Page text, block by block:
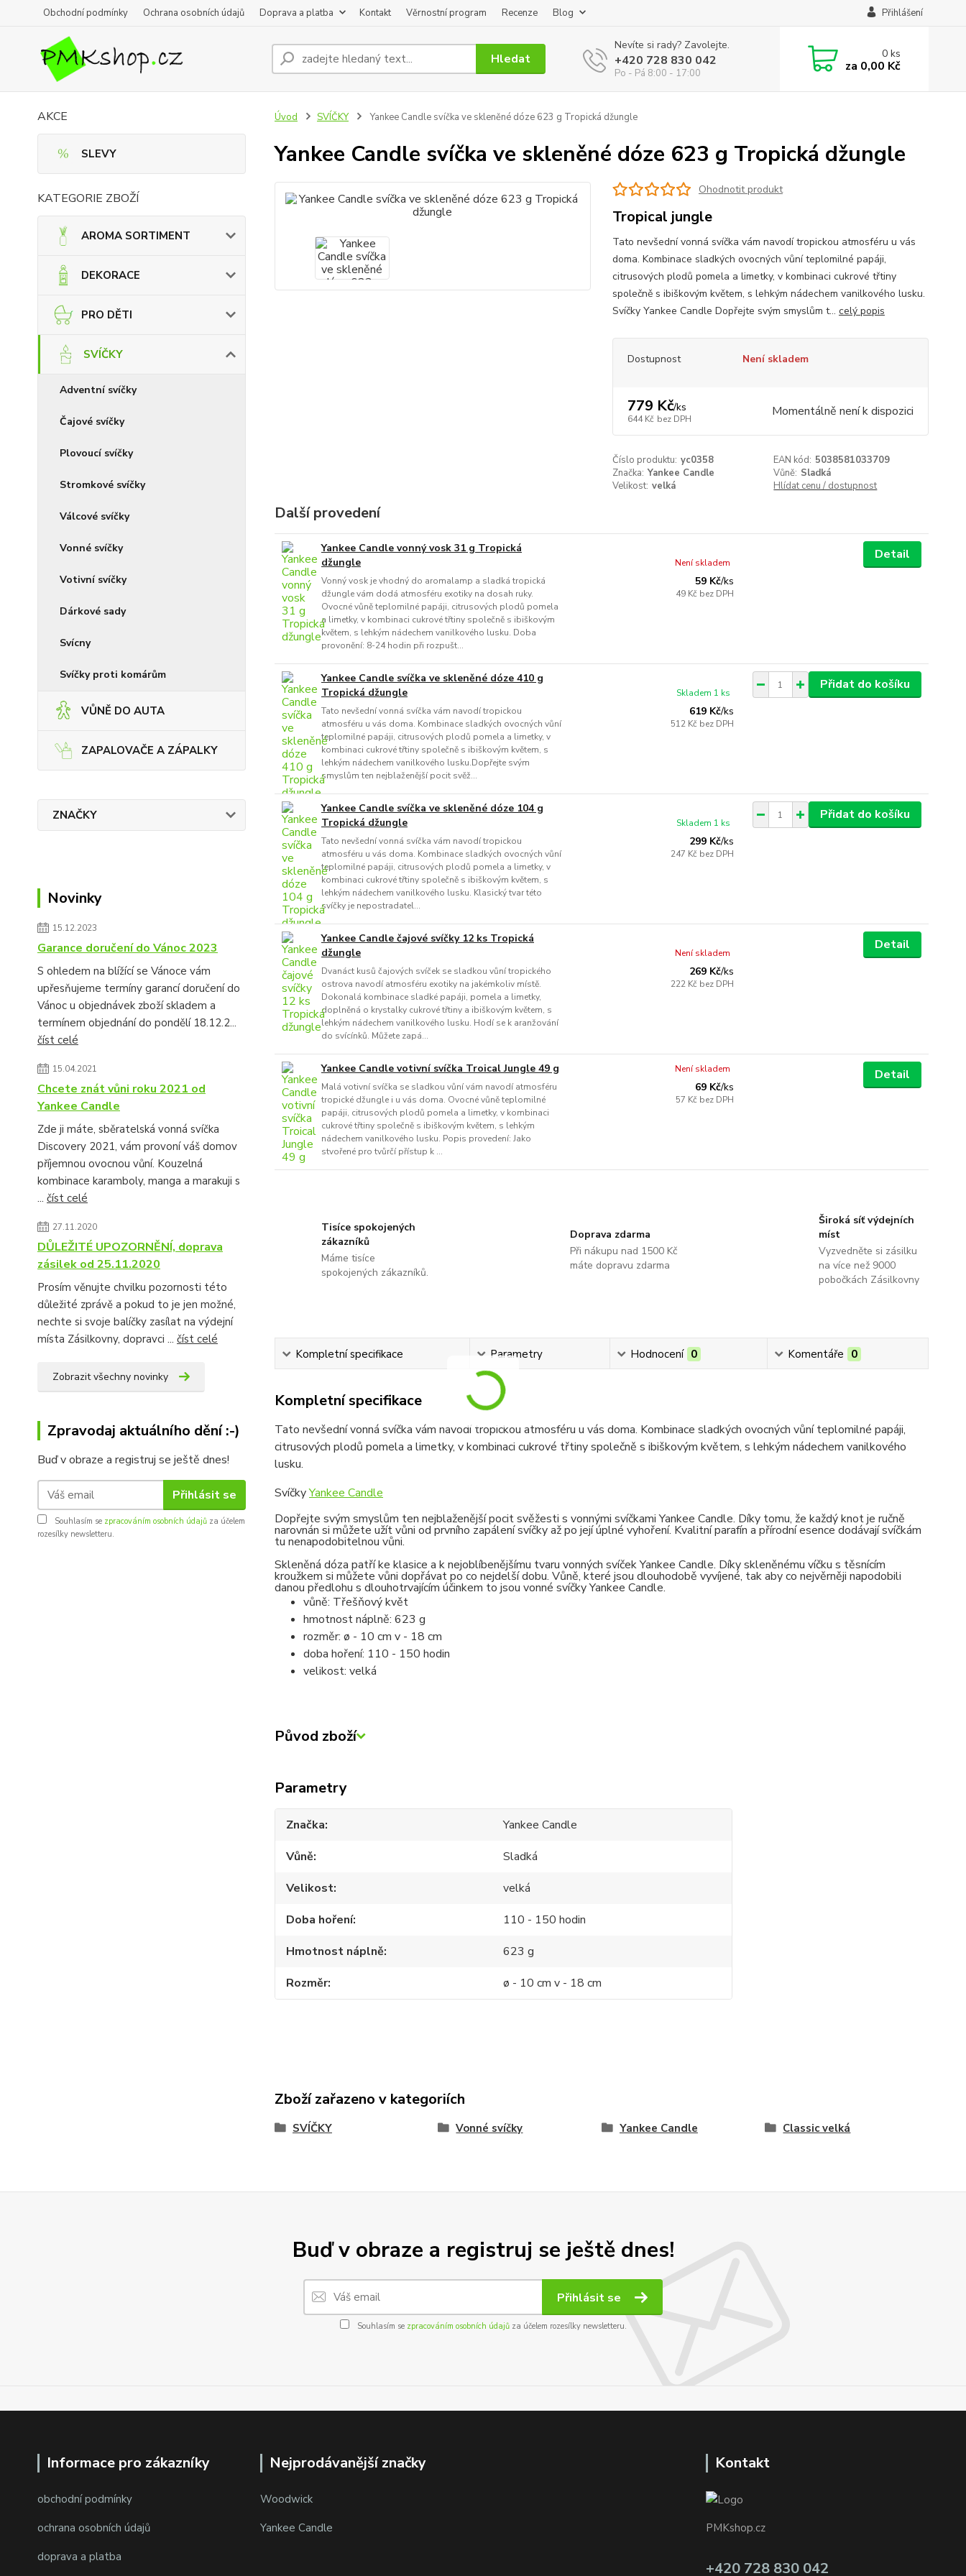
Obchodní podmínky Ochrana osobních údajů Doprava a platba Kontakt Věrnostní program Recenze Blog Přihlášení
Hledat
Nevíte si rady? Zavolejte.
+420 728 830 042
Po - Pá 8:00 - 17:00
0ks
za 0,00 Kč
AKCE
SLEVY
KATEGORIE ZBOŽÍ
AROMA SORTIMENT
DEKORACE
PRO DĚTI
SVÍČKY
Adventní svíčky
Čajové svíčky
Plovoucí svíčky
Stromkové svíčky
Válcové svíčky
Vonné svíčky
Votivní svíčky
Dárkové sady
Svícny
Svíčky proti komárům
VŮNĚ DO AUTA
ZAPALOVAČE A ZÁPALKY
ZNAČKY
Novinky
15.12.2023
Garance doručení do Vánoc 2023
S ohledem na blížící se Vánoce vám
upřesňujeme termíny garancí doručení do
Vánoc u objednávek zboží skladem a
termínem objednání do pondělí 18.12.2...
číst celé
15.04.2021
Chcete znát vůni roku 2021 od
Yankee Candle
Zde ji máte, sběratelská vonná svíčka
Discovery 2021, vám provoní váš domov
příjemnou ovocnou vůní. Kouzelná
kombinace karamboly, manga a marakuji s
... číst celé
27.11.2020
DŮLEŽITÉ UPOZORNĚNÍ, doprava
zásilek od 25.11.2020
Prosím věnujte chvilku pozornosti této
důležité zprávě a pokud to je jen možné,
nechte si svoje balíčky zasílat na výdejní
místa Zásilkovny, dopravci ... číst celé
Zobrazit všechny novinky
Zpravodaj aktuálního dění :-)
Buď v obraze a registruj se ještě dnes!
Přihlásit se
Souhlasím se zpracováním osobních údajů za účelem
rozesílky newsletteru.
Úvod SVÍČKY Yankee Candle svíčka ve skleněné dóze 623 g Tropická džungle
Yankee Candle svíčka ve skleněné dóze 623 g Tropická džungle
Ohodnotit produkt
Tropical jungle
Tato nevšední vonná svíčka vám navodí tropickou atmosféru u vás
doma. Kombinace sladkých ovocných vůní teplomilné papáji,
citrusových plodů pomela a limetky, v kombinaci cukrové třtiny
společně s ibiškovým květem, s lehkým nádechem vanilkového lusku.
Svíčky Yankee Candle Dopřejte svým smyslům t... celý popis
Dostupnost Není skladem
779 Kč/ks
644 Kč bez DPH Momentálně není k dispozici
Číslo produktu: yc0358 EAN kód: 5038581033709
Značka: Yankee Candle Vůně: Sladká
Velikost: velká Hlídat cenu / dostupnost
Další provedení
Yankee Candle vonný vosk 31 g Tropická
džungle
Vonný vosk je vhodný do aromalamp a sladká tropická
džungle vám dodá atmosféru exotiky na dosah ruky.
Ovocné vůně teplomilné papáji, citrusových plodů pomela
a limetky, v kombinaci cukrové třtiny společně s ibiškovým
květem, s lehkým nádechem vanilkového lusku. Doba
provonění: 8-24 hodin při rozpušt...
59 Kč/ks
49 Kč bez DPH
Není skladem
Detail
Yankee Candle svíčka ve skleněné dóze 410 g
Tropická džungle
Tato nevšední vonná svíčka vám navodí tropickou
atmosféru u vás doma. Kombinace sladkých ovocných vůní
teplomilné papáji, citrusových plodů pomela a limetky, v
kombinaci cukrové třtiny společně s ibiškovým květem, s
lehkým nádechem vanilkového lusku.Dopřejte svým
smyslům ten nejblaženější pocit svěž...
619 Kč/ks
512 Kč bez DPH
Skladem 1 ks
Přidat do košíku
Yankee Candle svíčka ve skleněné dóze 104 g
Tropická džungle
Tato nevšední vonná svíčka vám navodí tropickou
atmosféru u vás doma. Kombinace sladkých ovocných vůní
teplomilné papáji, citrusových plodů pomela a limetky, v
kombinaci cukrové třtiny společně s ibiškovým květem, s
lehkým nádechem vanilkového lusku. Klasický tvar této
svíčky je nepostradatel...
299 Kč/ks
247 Kč bez DPH
Skladem 1 ks
Přidat do košíku
Yankee Candle čajové svíčky 12 ks Tropická
džungle
Dvanáct kusů čajových svíček se sladkou vůní tropického
ostrova navodí atmosféru exotiky na jakémkoliv místě.
Dokonalá kombinace sladké papáji, pomela a limetky,
doplněná o krystalky cukrové třtiny a ibiškovým květem, s
lehkým nádechem vanilkového lusku. Hodí se k aranžování
do svícínků. Můžete zapá...
269 Kč/ks
222 Kč bez DPH
Není skladem
Detail
Yankee Candle votivní svíčka Troical Jungle 49 g
Malá votivní svíčka se sladkou vůní vám navodí atmosféru
tropické džungle i u vás doma. Ovocné vůně teplomilné
papáji, citrusových plodů pomela a limetky, v kombinaci
cukrové třtiny společně s ibiškovým květem, s lehkým
nádechem vanilkového lusku. Popis provedení: Jako
stvořené pro tvůrčí přístup k ...
69 Kč/ks
57 Kč bez DPH
Není skladem Detail
Tisíce spokojených
zákazníků
Máme tisíce
spokojených zákazníků.
Doprava zdarma
Při nákupu nad 1500 Kč
máte dopravu zdarma
Široká síť výdejních
míst
Vyzvedněte si zásilku
na více než 9000
pobočkách Zásilkovny
Kompletní specifikace Parametry Hodnocení 0 Komentáře 0
Kompletní specifikace
Tato nevšední vonná svíčka vám navodí tropickou atmosféru u vás doma. Kombinace sladkých ovocných vůní teplomilné papáji,
citrusových plodů pomela a limetky, v kombinaci cukrové třtiny společně s ibiškovým květem, s lehkým nádechem vanilkového
lusku.
SvíčkyYankee Candle
Dopřejte svým smyslům ten nejblaženější pocit svěžesti s vonnými svíčkami Yankee Candle. Díky tomu, že každý knot je ručně
narovnán si můžete užít vůni od prvního zapálení svíčky až po její úplné vyhoření. Kvalitní parafín a přírodní esence dodávají svíčkám
tu nenapodobitelnou vůni.
Skleněná dóza patří ke klasice a k nejoblíbenějšímu tvaru vonných svíček Yankee Candle. Díky skleněnému víčku s těsnícím
kroužkem si můžete vůni dopřávat po co nejdelší dobu. Vůně, které jsou dlouhodobě vyvíjené, tak aby co nejvěrněji napodobili
danou předlohu s dlouhotrvajícím účinkem to jsou vonné svíčky Yankee Candle.
vůně: Třešňový květ
hmotnost náplně: 623 g
rozměr: ø - 10 cm v - 18 cm
doba hoření: 110 - 150 hodin
velikost: velká
Původ zboží
Parametry
Značka
Yankee Candle
Vůně
Sladká
Velikost
velká
Doba hoření
110 - 150 hodin
Hmotnost náplně
623 g
Rozměr
ø - 10 cm v - 18 cm
Zboží zařazeno v kategoriích
SVÍČKY Vonné svíčky Yankee Candle Classic velká
Buď v obraze a registruj se ještě dnes!
Přihlásit se
Souhlasím se zpracováním osobních údajůza účelem rozesílky newsletteru.
Informace pro zákazníky
obchodní podmínky
ochrana osobních údajů
doprava a platba
Nejprodávanější značky
Woodwick
Yankee Candle
Kontakt
PMKshop.cz
+420 728 830 042